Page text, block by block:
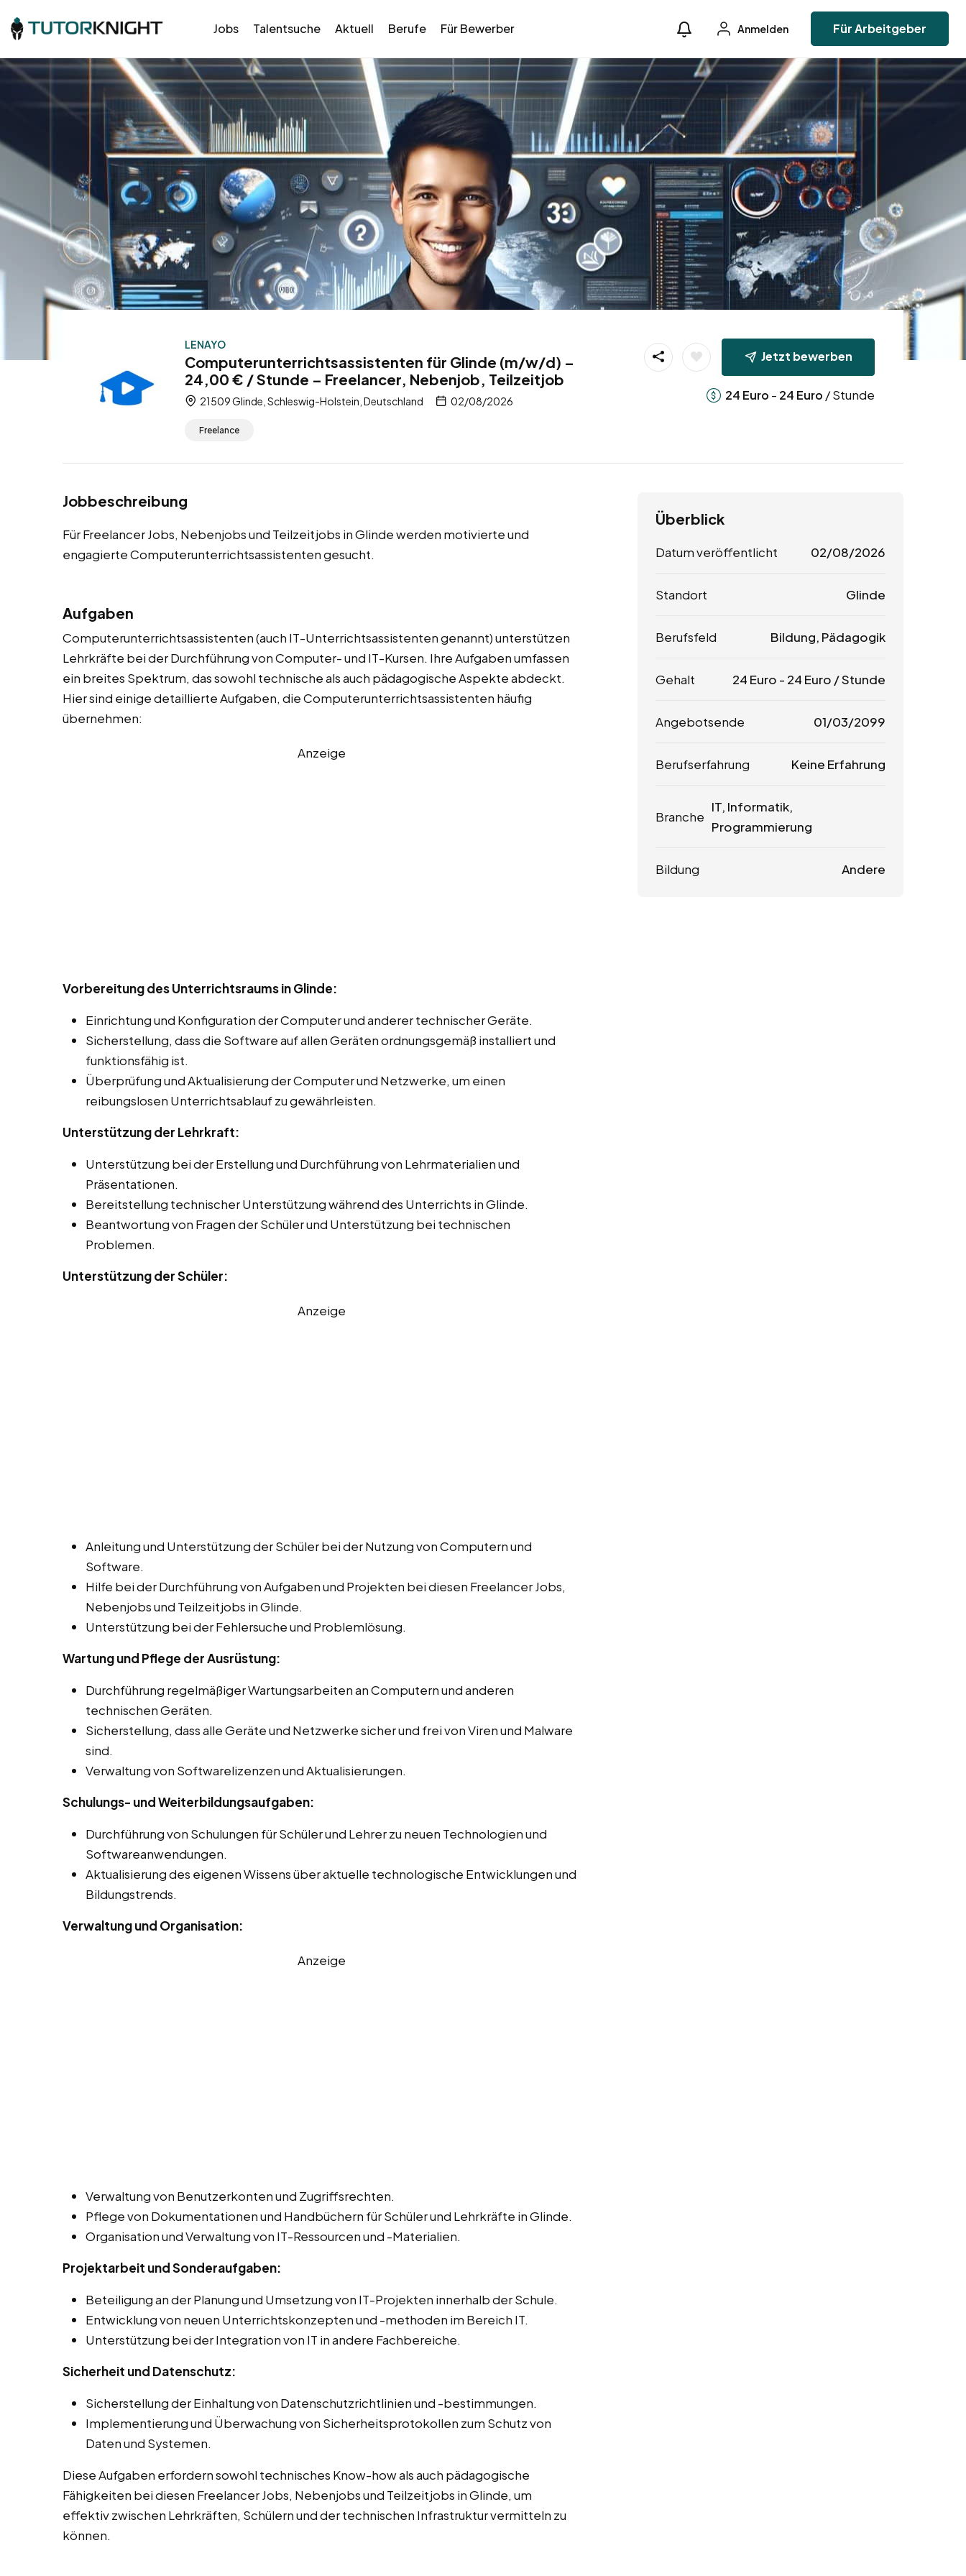
Jobs Talentsuche Aktuell Berufe Für Bewerber Anmelden Für Arbeitgeber
LENAYO
Computerunterrichtsassistenten für Glinde (m/w/d) –
24,00 € / Stunde – Freelancer, Nebenjob, Teilzeitjob
21509 Glinde, Schleswig-Holstein, Deutschland 02/08/2026
Freelance
Jetzt bewerben
24 Euro - 24 Euro / Stunde
Jobbeschreibung
Für Freelancer Jobs, Nebenjobs und Teilzeitjobs in Glinde werden motivierte und
engagierte Computerunterrichtsassistenten gesucht.
Aufgaben
Computerunterrichtsassistenten (auch IT-Unterrichtsassistenten genannt) unterstützen
Lehrkräfte bei der Durchführung von Computer- und IT-Kursen. Ihre Aufgaben umfassen
ein breites Spektrum, das sowohl technische als auch pädagogische Aspekte abdeckt.
Hier sind einige detaillierte Aufgaben, die Computerunterrichtsassistenten häufig
übernehmen:
Anzeige
Vorbereitung des Unterrichtsraums in Glinde:
Einrichtung und Konfiguration der Computer und anderer technischer Geräte.
Sicherstellung, dass die Software auf allen Geräten ordnungsgemäß installiert und
funktionsfähig ist.
Überprüfung und Aktualisierung der Computer und Netzwerke, um einen
reibungslosen Unterrichtsablauf zu gewährleisten.
Unterstützung der Lehrkraft:
Unterstützung bei der Erstellung und Durchführung von Lehrmaterialien und
Präsentationen.
Bereitstellung technischer Unterstützung während des Unterrichts in Glinde.
Beantwortung von Fragen der Schüler und Unterstützung bei technischen
Problemen.
Unterstützung der Schüler:
Anzeige
Anleitung und Unterstützung der Schüler bei der Nutzung von Computern und
Software.
Hilfe bei der Durchführung von Aufgaben und Projekten bei diesen Freelancer Jobs,
Nebenjobs und Teilzeitjobs in Glinde.
Unterstützung bei der Fehlersuche und Problemlösung.
Wartung und Pflege der Ausrüstung:
Durchführung regelmäßiger Wartungsarbeiten an Computern und anderen
technischen Geräten.
Sicherstellung, dass alle Geräte und Netzwerke sicher und frei von Viren und Malware
sind.
Verwaltung von Softwarelizenzen und Aktualisierungen.
Schulungs- und Weiterbildungsaufgaben:
Durchführung von Schulungen für Schüler und Lehrer zu neuen Technologien und
Softwareanwendungen.
Aktualisierung des eigenen Wissens über aktuelle technologische Entwicklungen und
Bildungstrends.
Verwaltung und Organisation:
Anzeige
Verwaltung von Benutzerkonten und Zugriffsrechten.
Pflege von Dokumentationen und Handbüchern für Schüler und Lehrkräfte in Glinde.
Organisation und Verwaltung von IT-Ressourcen und -Materialien.
Projektarbeit und Sonderaufgaben:
Beteiligung an der Planung und Umsetzung von IT-Projekten innerhalb der Schule.
Entwicklung von neuen Unterrichtskonzepten und -methoden im Bereich IT.
Unterstützung bei der Integration von IT in andere Fachbereiche.
Sicherheit und Datenschutz:
Sicherstellung der Einhaltung von Datenschutzrichtlinien und -bestimmungen.
Implementierung und Überwachung von Sicherheitsprotokollen zum Schutz von
Daten und Systemen.
Diese Aufgaben erfordern sowohl technisches Know-how als auch pädagogische
Fähigkeiten bei diesen Freelancer Jobs, Nebenjobs und Teilzeitjobs in Glinde, um
effektiv zwischen Lehrkräften, Schülern und der technischen Infrastruktur vermitteln zu
können.
Überblick
Datum veröffentlicht 02/08/2026
Standort Glinde
Berufsfeld Bildung, Pädagogik
Gehalt 24 Euro - 24 Euro / Stunde
Angebotsende 01/03/2099
Berufserfahrung Keine Erfahrung
Branche
IT, Informatik,
Programmierung
Bildung Andere